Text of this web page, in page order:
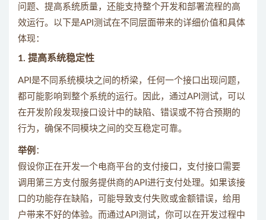
问题、提高系统质量，还能支持整个开发和部署流程的高
效运行。以下是API测试在不同层面带来的详细价值和具体
体现：
1. 提高系统稳定性
API是不同系统模块之间的桥梁，任何一个接口出现问题，
都可能影响到整个系统的运行。因此，通过API测试，可以
在开发阶段发现接口设计中的缺陷、错误或不符合预期的
行为，确保不同模块之间的交互稳定可靠。
举例 ：
假设你正在开发一个电商平台的支付接口，支付接口需要
调用第三方支付服务提供商的API进行支付处理。如果该接
口的功能存在缺陷，可能导致支付失败或金额错误，给用
户带来不好的体验。而通过API测试，你可以在开发过程中